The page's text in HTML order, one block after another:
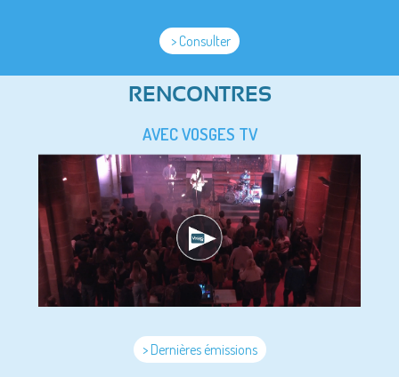
> Consulter
RENCONTRES
AVEC VOSGES TV
> Dernières émissions